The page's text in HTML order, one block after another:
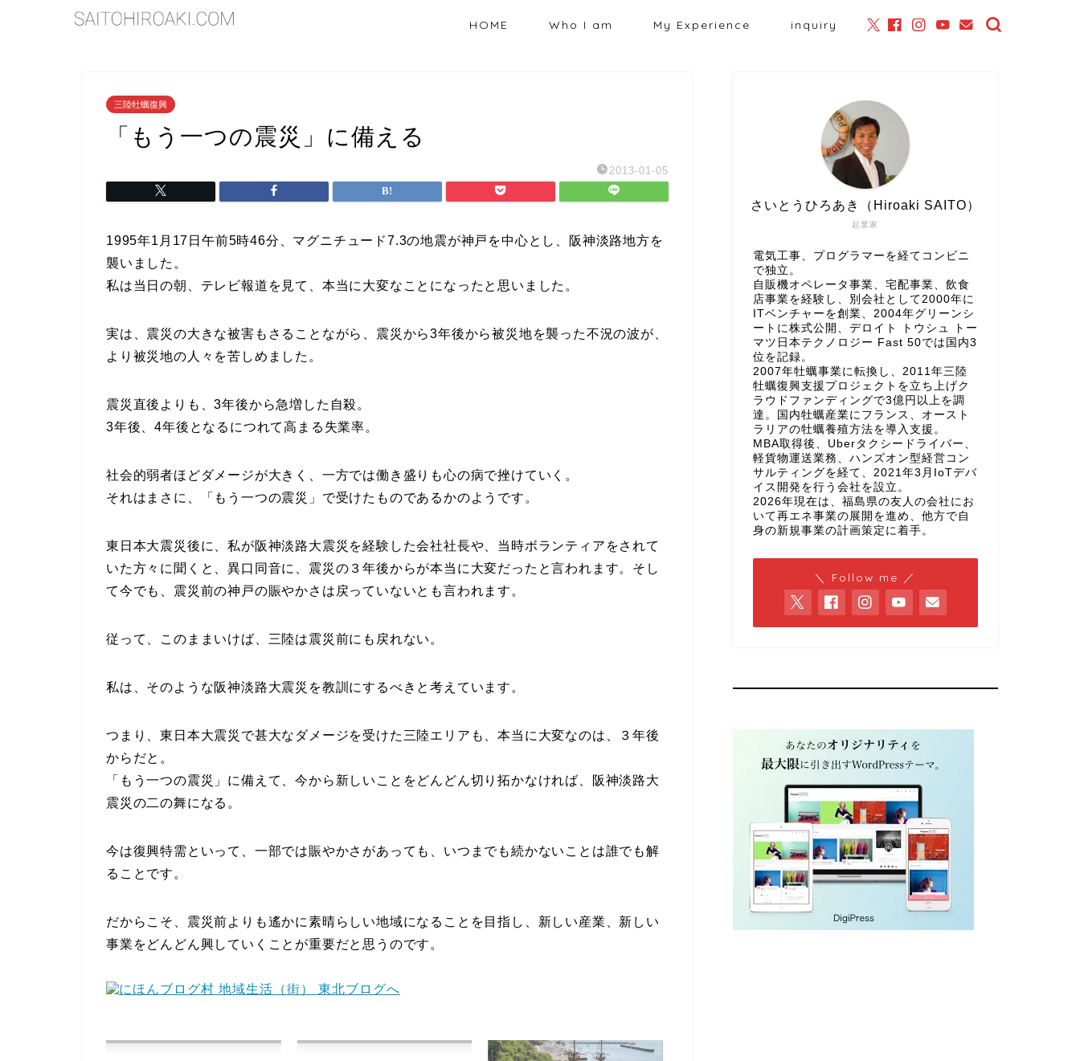
HOME Who I am My Experience inquiry
三陸牡蠣復興
「もう一つの震災」に備える
2013-01-05
1995年1月17日午前5時46分、マグニチュード7.3の地震が神戸を中心とし、阪神淡路地方を
襲いました。
私は当日の朝、テレビ報道を見て、本当に大変なことになったと思いました。
実は、震災の大きな被害もさることながら、震災から3年後から被災地を襲った不況の波が、
より被災地の人々を苦しめました。
震災直後よりも、3年後から急増した自殺。
3年後、4年後となるにつれて高まる失業率。
社会的弱者ほどダメージが大きく、一方では働き盛りも心の病で挫けていく。
それはまさに、「もう一つの震災」で受けたものであるかのようです。
東日本大震災後に、私が阪神淡路大震災を経験した会社社長や、当時ボランティアをされて
いた方々に聞くと、異口同音に、震災の３年後からが本当に大変だったと言われます。そし
て今でも、震災前の神戸の賑やかさは戻っていないとも言われます。
従って、このままいけば、三陸は震災前にも戻れない。
私は、そのような阪神淡路大震災を教訓にするべきと考えています。
つまり、東日本大震災で甚大なダメージを受けた三陸エリアも、本当に大変なのは、３年後
からだと。
「もう一つの震災」に備えて、今から新しいことをどんどん切り拓かなければ、阪神淡路大
震災の二の舞になる。
今は復興特需といって、一部では賑やかさがあっても、いつまでも続かないことは誰でも解
ることです。
だからこそ、震災前よりも遙かに素晴らしい地域になることを目指し、新しい産業、新しい
事業をどんどん興していくことが重要だと思うのです。
起業家
さいとうひろあき（Hiroaki SAITO）
電気工事、プログラマーを経てコンビニ
で独立。
自販機オペレータ事業、宅配事業、飲食
店事業を経験し、別会社として2000年に
ITベンチャーを創業、2004年グリーンシ
ートに株式公開、 デロイト トウシュ トー
マツ日本テクノロジー Fast 50では国内3
位を記録。
2007年牡蠣事業に転換し、2011年三陸
牡蠣復興支援プロジェクトを立ち上げク
ラウドファンディングで3億円以上を調
達。国内牡蠣産業にフランス、オースト
ラリアの牡蠣養殖方法を導入支援。
MBA取得後、Uberタクシードライバー、
軽貨物運送業務、ハンズオン型経営コン
サルティングを経て、2021年3月IoTデバ
イス開発を行う会社を設立。
2026年現在は、福島県の友人の会社にお
いて再エネ事業の展開を進め、他方で自
身の新規事業の計画策定に着手。
＼ Follow me ／